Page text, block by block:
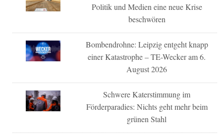
Politik und Medien eine neue Krise
beschwören
Bombendrohne: Leipzig entgeht knapp
einer Katastrophe – TE-Wecker am 6.
August 2026
Schwere Katerstimmung im
Förderparadies: Nichts geht mehr beim
grünen Stahl